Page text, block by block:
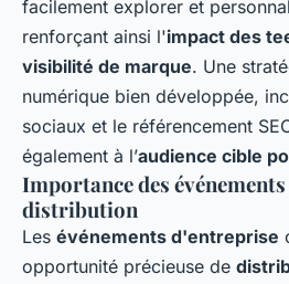
facilement explorer et
renforçant ainsi l'impact des
visibilité de marque. Une
numérique bien développée,
sociaux et le référencement
également à l’audience cible
Importance des
distribution
Les événements d'entreprise
opportunité précieuse de